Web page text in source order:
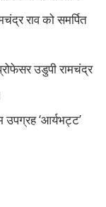
राव को समर्पित
उडुपी रामचंद्र
उपग्रह‘आर्यभट्ट’